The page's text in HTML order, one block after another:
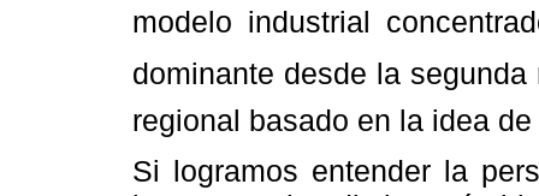
modelo industrial
dominante desde la segunda
regional basado en la idea
Si logramos entender la